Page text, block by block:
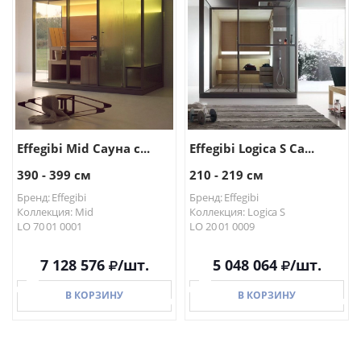
В КОРЗИНУ В КОРЗИНУ
Effegibi Mid Сауна с...
390 - 399 см
Бренд: Effegibi
Коллекция: Mid
LO 70 01 0001
7 128 576 /шт.
В КОРЗИНУ
Effegibi Logica S Са...
210 - 219 см
Бренд: Effegibi
Коллекция: Logica S
LO 20 01 0009
5 048 064 /шт.
В КОРЗИНУ